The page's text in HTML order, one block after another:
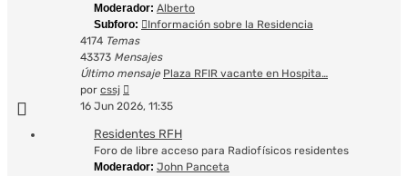
Moderador: Alberto
Subforo:
Información sobre la Residencia
4174 Temas
43373 Mensajes
Último mensaje Plaza RFIR vacante en Hospita…
por cssj
último
16 Jun 2026, 11:35
Residentes RFH
Foro de libre acceso para Radiofísicos residentes
Moderador: John Panceta